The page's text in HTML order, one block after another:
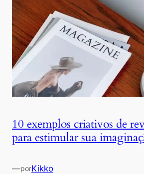
10 exemplos criativos de
para estimular sua
—porKikko